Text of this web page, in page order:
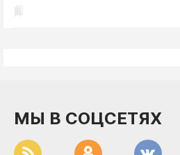
МЫ В СОЦСЕТЯХ